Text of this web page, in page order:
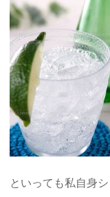
といっても私自身